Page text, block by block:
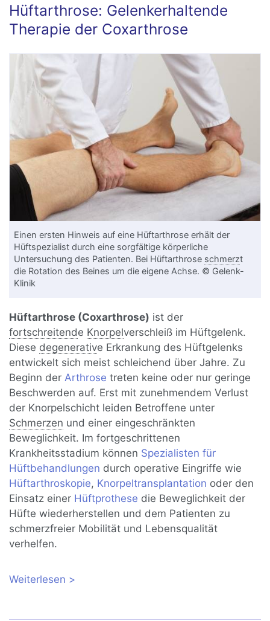
Hüftarthrose: Gelenkerhaltende
Therapie der Coxarthrose
Einen ersten Hinweis auf eine Hüftarthrose erhält der
Hüftspezialist durch eine sorgfältige körperliche
Untersuchung des Patienten. Bei Hüftarthrose schmerzt
die Rotation des Beines um die eigene Achse. © Gelenk-
Klinik
Hüftarthrose (Coxarthrose) ist der
fortschreitende Knorpelverschleiß im Hüftgelenk.
Diese degenerative Erkrankung des Hüftgelenks
entwickelt sich meist schleichend über Jahre. Zu
Beginn der Arthrose treten keine oder nur geringe
Beschwerden auf. Erst mit zunehmendem Verlust
der Knorpelschicht leiden Betroffene unter
Schmerzen und einer eingeschränkten
Beweglichkeit. Im fortgeschrittenen
Krankheitsstadium können Spezialisten für
Hüftbehandlungen durch operative Eingriffe wie
Hüftarthroskopie, Knorpeltransplantation oder den
Einsatz einer Hüftprothese die Beweglichkeit der
Hüfte wiederherstellen und dem Patienten zu
schmerzfreier Mobilität und Lebensqualität
verhelfen.
Weiterlesen über Hüftarthrose: Gelenkerhaltende